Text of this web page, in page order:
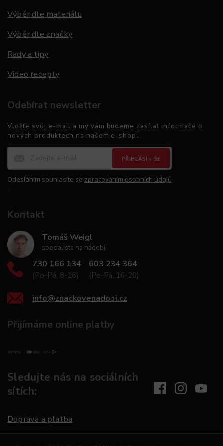
Výběr dle materiálu
Výběr dle značky
Rady a tipy
Video recepty
Odebírat newsletter
Vložte svůj e-mail a my vám budeme zasílat informace o
nových produktech na našem e-shopu.
PŘIHLÁSIT SE
Odesláním souhlasíte se zpracováním osobních údajů
.
Kontakt
Tomáš Weigl
specialista na nádobí
730 166 134
(Po-Pá, 8-16)
603 234 364
(Po-Pá, 16-20)
info@znackovenadobi.cz
Přijímáme online platby
Sledujte nás na sociálních
sítích:
Doprava a platba